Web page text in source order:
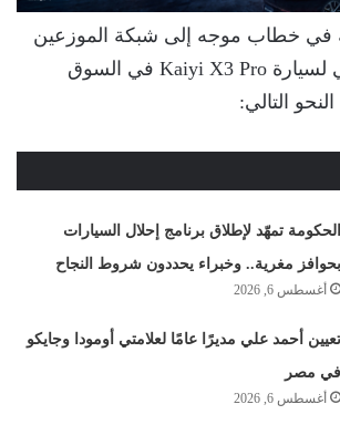
خطاب موجه إلى شبكة الموزعين
أن السعر الرسمي لسيارة Kaiyi X3 Pro في السوق
التالي:
الحكومة تمهّد لإطلاق برنامج إحلال السيارات
بحوافز مغرية.. وخبراء يحددون شروط النجاح
أغسطس 6, 2026
تعيين أحمد علي مديرًا عامًا لعلامتي أومودا وجايكو
في مصر
أغسطس 6, 2026